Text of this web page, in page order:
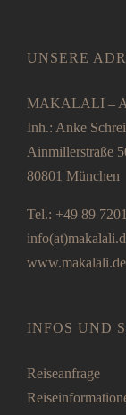
UNSERE
MAKALALI –
Inh.: Anke
Ainmillerstraße
80801 München
Tel.: +49 89
www.makalali.de
INFOS UND
Reiseanfrage